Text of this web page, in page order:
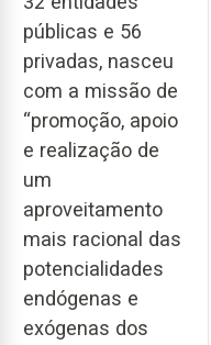
públicas e 56
privadas, nasceu
com a missão de
“promoção, apoio
e realização de
um
aproveitamento
mais racional das
potencialidades
endógenas e
exógenas dos